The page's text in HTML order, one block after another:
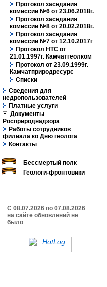
Протокол заседания
комиссии №6 от 23.06.2018г.
Протокол заседания
комиссии №8 от 20.02.2018г.
Протокол заседания
комиссии №7 от 12.10.2017г
Протокол НТС от
21.01.1997г. Камчатгеолком
Протокол от 23.09.1999г.
Камчатприродресурс
Списки
Сведения для
недропользователей
Платные услуги
Документы
Росприроднадзора
Работы сотрудников
филиала ко Дню геолога
Контакты
Бессмертый полк
Геологи-фронтовики
C 08.07.2026 по 07.08.2026
на сайте обновлений не
было